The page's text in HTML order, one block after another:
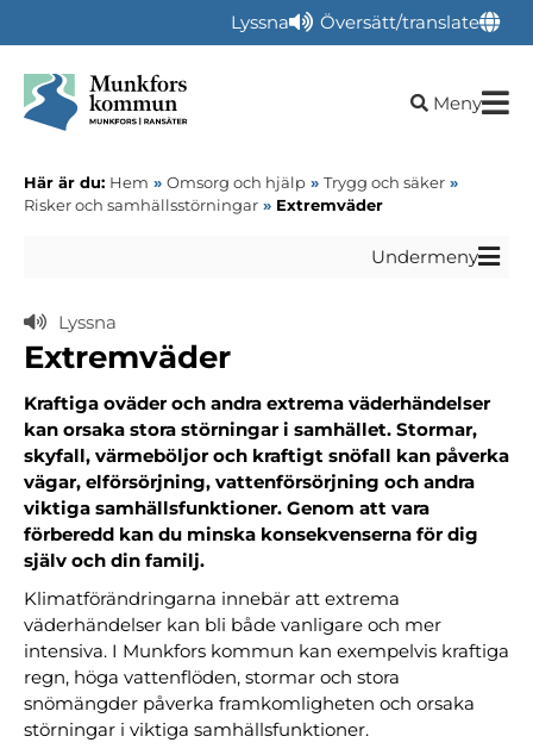
Lyssna Översätt/translate
Öppna
Meny
Här är du: Hem » Omsorg och hjälp » Trygg och säker »
Risker och samhällsstörningar » Extremväder
Undermeny
Lyssna
Extremväder
Kraftiga oväder och andra extrema väderhändelser
kan orsaka stora störningar i samhället. Stormar,
skyfall, värmeböljor och kraftigt snöfall kan påverka
vägar, elförsörjning, vattenförsörjning och andra
viktiga samhällsfunktioner. Genom att vara
förberedd kan du minska konsekvenserna för dig
själv och din familj.
Klimatförändringarna innebär att extrema
väderhändelser kan bli både vanligare och mer
intensiva. I Munkfors kommun kan exempelvis kraftiga
regn, höga vattenflöden, stormar och stora
snömängder påverka framkomligheten och orsaka
störningar i viktiga samhällsfunktioner.